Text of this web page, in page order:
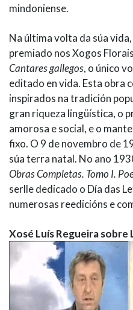
mindoniense.
Na última volta da súa
premiado nos Xogos
Cantares gallegos, o único
editado en vida. Esta obra
inspirados na tradición
gran riqueza lingüística, o
amorosa e social, e o
fixo. O 9 de novembro de
súa terra natal. No ano
Obras Completas. Tomo I.
serlle dedicado o Día das
numerosas reedicións e
Xosé Luís Regueira sobre